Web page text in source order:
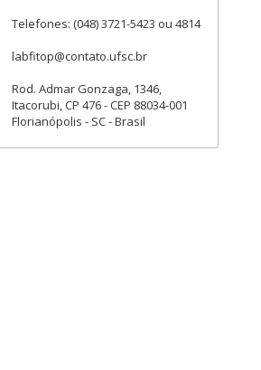
Telefones: (048) 3721-5423 ou 4814
labfitop@contato.ufsc.br
Rod. Admar Gonzaga, 1346,
Itacorubi, CP 476 - CEP 88034-001
Florianópolis - SC - Brasil